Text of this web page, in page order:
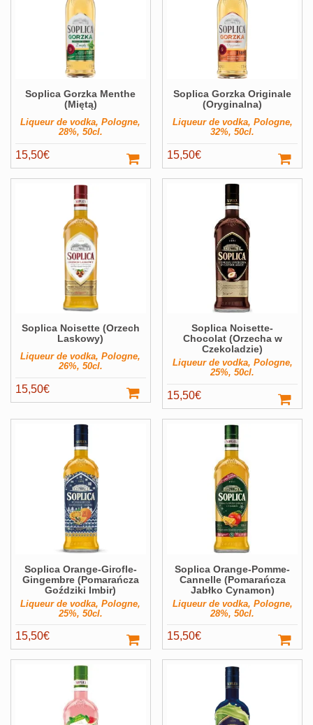
Soplica Gorzka Menthe
(Miętą)
Liqueur de vodka, Pologne,
28%, 50cl.
15,50€
Soplica Gorzka Originale
(Oryginalna)
Liqueur de vodka, Pologne,
32%, 50cl.
15,50€
Soplica Noisette (Orzech
Laskowy)
Liqueur de vodka, Pologne,
26%, 50cl.
15,50€
Soplica Noisette-
Chocolat (Orzecha w
Czekoladzie)
Liqueur de vodka, Pologne,
25%, 50cl.
15,50€
Soplica Orange-Girofle-
Gingembre (Pomarańcza
Goździki Imbir)
Liqueur de vodka, Pologne,
25%, 50cl.
15,50€
Soplica Orange-Pomme-
Cannelle (Pomarańcza
Jabłko Cynamon)
Liqueur de vodka, Pologne,
28%, 50cl.
15,50€